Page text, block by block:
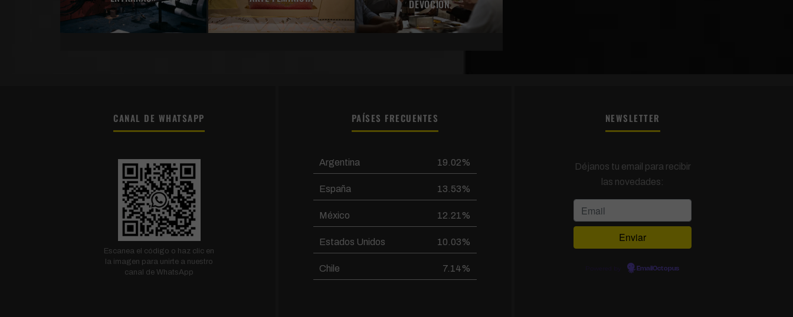
DEVOCIÓN
CANAL DE WHATSAPP
Escanea el código o haz clic en
la imagen para unirte a nuestro
canal de WhatsApp
PAÍSES FRECUENTES
Argentina 19.02%
España 13.53%
México 12.21%
Estados Unidos 10.03%
Chile 7.14%
NEWSLETTER
Déjanos tu email para recibir
las novedades:
EmailOctopus